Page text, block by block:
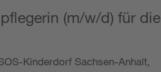
(m/w/d) für die
Kinderdorf Sachsen-Anhalt,